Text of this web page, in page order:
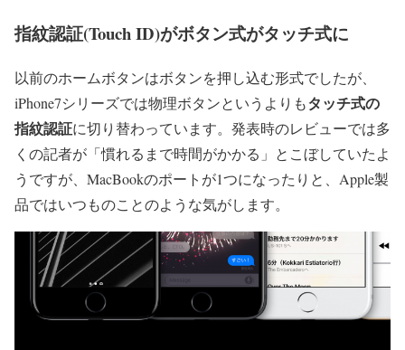
指紋認証(Touch ID)がボタン式がタッチ式に
以前のホームボタンはボタンを押し込む形式でしたが、
iPhone7シリーズでは物理ボタンというよりもタッチ式の
指紋認証に切り替わっています。発表時のレビューでは多
くの記者が「慣れるまで時間がかかる」とこぼしていたよ
うですが、MacBookのポートが1つになったりと、Apple製
品ではいつものことのような気がします。